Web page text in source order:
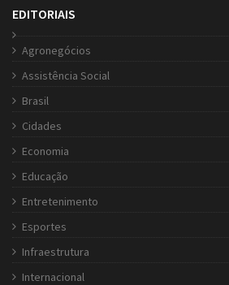
EDITORIAIS
Agronegócios
Assistência Social
Brasil
Cidades
Economia
Educação
Entretenimento
Esportes
Infraestrutura
Internacional